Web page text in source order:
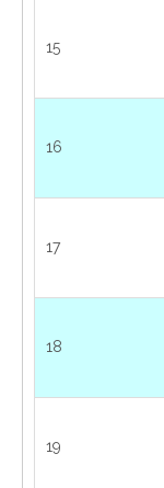
15
16
17
18
19